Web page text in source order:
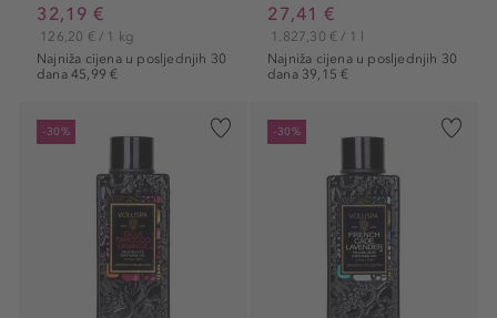
32,19 €
Najniža cijena u posljednjih 30
dana 45,99 €
126,20 € / 1 kg
27,41 €
Najniža cijena u posljednjih 30
dana 39,15 €
1.827,30 € / 1 l
-30% -30%